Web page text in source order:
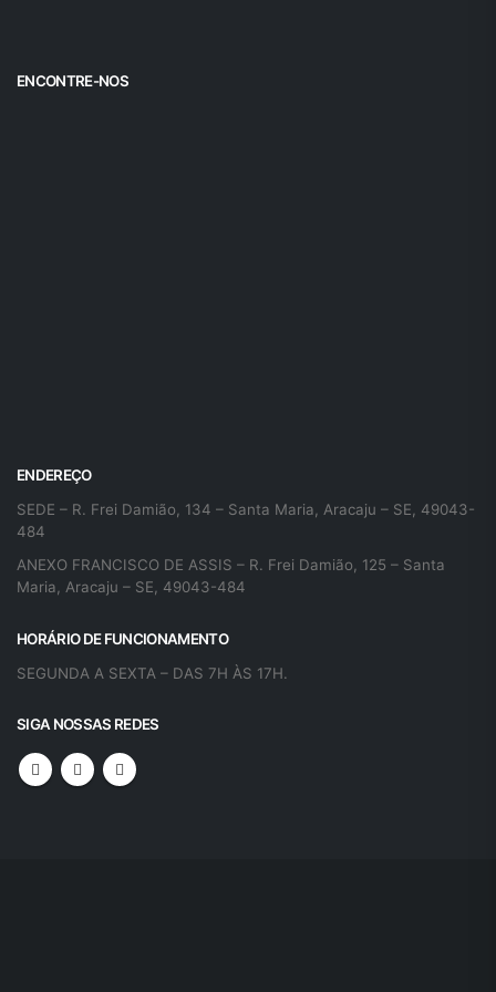
ENCONTRE-NOS
ENDEREÇO
SEDE – R. Frei Damião, 134 – Santa Maria, Aracaju – SE, 49043-
484
ANEXO FRANCISCO DE ASSIS – R. Frei Damião, 125 – Santa
Maria, Aracaju – SE, 49043-484
HORÁRIO DE FUNCIONAMENTO
SEGUNDA A SEXTA – DAS 7H ÀS 17H.
SIGA NOSSAS REDES